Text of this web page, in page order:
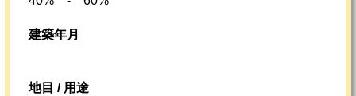
建築年月
地目 / 用途